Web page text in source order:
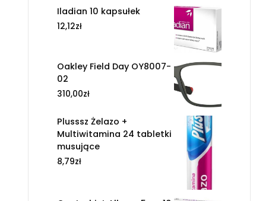
Iladian 10 kapsułek
12,12zł
Oakley Field Day OY8007-
02
310,00zł
Plusssz Żelazo +
Multiwitamina 24 tabletki
musujące
8,79zł